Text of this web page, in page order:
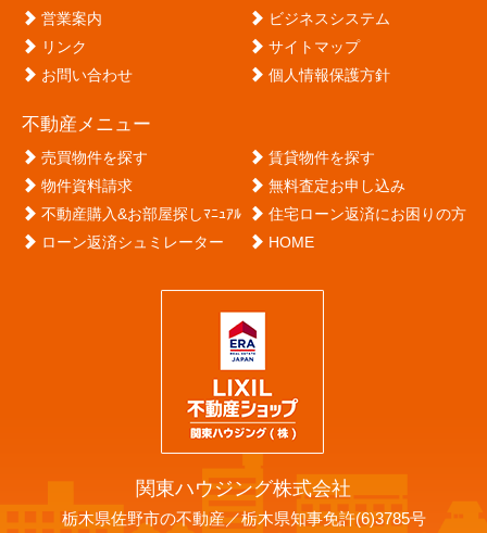
営業案内
ビジネスシステム
リンク
サイトマップ
お問い合わせ
個人情報保護方針
不動産メニュー
売買物件を探す
賃貸物件を探す
物件資料請求
無料査定お申し込み
不動産購入&お部屋探しﾏﾆｭｱﾙ
住宅ローン返済にお困りの方
ローン返済シュミレーター
HOME
関東ハウジング株式会社
栃木県佐野市の不動産／栃木県知事免許(6)3785号